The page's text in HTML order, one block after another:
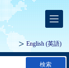
English (英語)
検索